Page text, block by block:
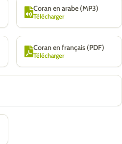
Coran en arabe (MP3)
Télécharger
Coran en français (PDF)
Télécharger